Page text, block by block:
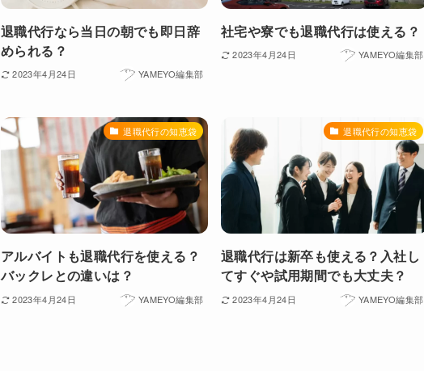
退職代行なら当日の朝でも即日辞
められる？
2023年4月24日 YAMEYO編集部
社宅や寮でも退職代行は使える？
2023年4月24日 YAMEYO編集部
退職代行の知恵袋
アルバイトも退職代行を使える？
バックレとの違いは？
2023年4月24日 YAMEYO編集部
退職代行の知恵袋
退職代行は新卒も使える？入社し
てすぐや試用期間でも大丈夫？
2023年4月24日 YAMEYO編集部